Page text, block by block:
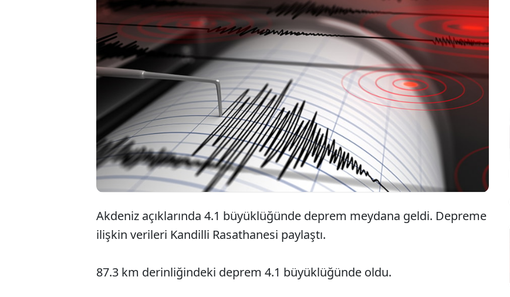
Kandilli Rasahathanesi, Akdeniz açıklarında 4.1
büyüklüğünde deprem meydana geldiğini
duyurdu.
Akdeniz açıklarında 4.1 büyüklüğünde deprem meydana geldi. Depreme
ilişkin verileri Kandilli Rasathanesi paylaştı.
87.3 km derinliğindeki deprem 4.1 büyüklüğünde oldu.